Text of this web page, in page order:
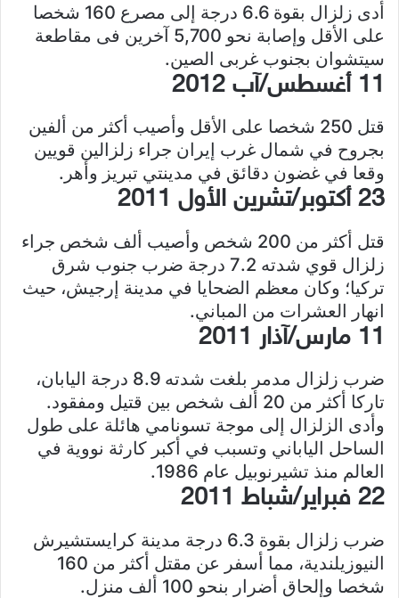
أدى زلزال بقوة 6.6 درجة إلى مصرع 160 شخصا
على الأقل وإصابة نحو 5,700 آخرين فى مقاطعة
سيتشوان بجنوب غربى الصين.
11 أغسطس/آب 2012
قتل 250 شخصا على الأقل وأصيب أكثر من ألفين
بجروح في شمال غرب إيران جراء زلزالين قويين
وقعا في غضون دقائق في مدينتي تبريز وأهر.
23 أكتوبر/تشرين الأول 2011
قتل أكثر من 200 شخص وأصيب ألف شخص جراء
زلزال قوي شدته 7.2 درجة ضرب جنوب شرق
تركيا؛ وكان معظم الضحايا في مدينة إرجيش، حيث
انهار العشرات من المباني.
11 مارس/آذار 2011
ضرب زلزال مدمر بلغت شدته 8.9 درجة اليابان،
تاركا أكثر من 20 ألف شخص بين قتيل ومفقود.
وأدى الزلزال إلى موجة تسونامي هائلة على طول
الساحل الياباني وتسبب في أكبر كارثة نووية في
العالم منذ تشيرنوبيل عام 1986.
22 فبراير/شباط 2011
ضرب زلزال بقوة 6.3 درجة مدينة كرايستشيرش
النيوزيلندية، مما أسفر عن مقتل أكثر من 160
شخصا وإلحاق أضرار بنحو 100 ألف منزل.